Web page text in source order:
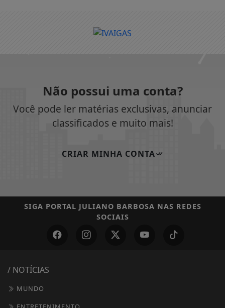
Não possui uma conta?
Você pode ler matérias exclusivas, anunciar
classificados e muito mais!
CRIAR MINHA CONTA
SIGA PORTAL JULIANO BARBOSA NAS REDES
SOCIAIS
/ NOTÍCIAS
MUNDO